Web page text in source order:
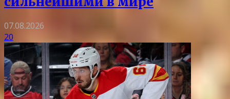
07.08.2026
20